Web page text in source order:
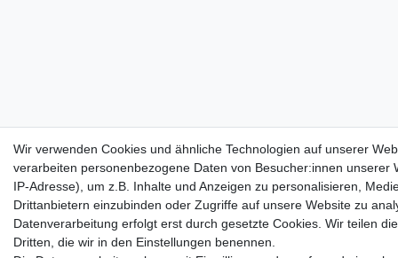
Wir verwenden Cookies und ähnliche Technologien auf unserer
verarbeiten personenbezogene Daten von Besucher:innen unserer
IP-Adresse), um z.B. Inhalte und Anzeigen zu personalisieren,
Drittanbietern einzubinden oder Zugriffe auf unsere Website zu
Datenverarbeitung erfolgt erst durch gesetzte Cookies. Wir teilen
Dritten, die wir in den Einstellungen benennen.